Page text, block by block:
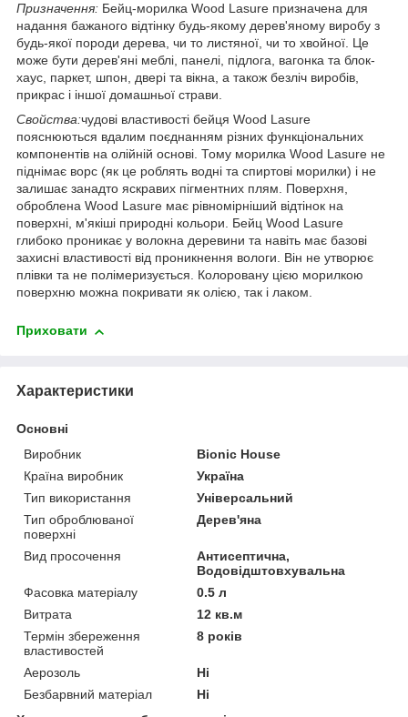
Призначення: Бейц-морилка Wood Lasure призначена для
надання бажаного відтінку будь-якому дерев'яному виробу з
будь-якої породи дерева, чи то листяної, чи то хвойної. Це
може бути дерев'яні меблі, панелі, підлога, вагонка та блок-
хаус, паркет, шпон, двері та вікна, а також безліч виробів,
прикрас і іншої домашньої страви.
Свойства:чудові властивості бейця Wood Lasure
пояснюються вдалим поєднанням різних функціональних
компонентів на олійній основі. Тому морилка Wood Lasure не
піднімає ворс (як це роблять водні та спиртові морилки) і не
залишає занадто яскравих пігментних плям. Поверхня,
оброблена Wood Lasure має рівномірніший відтінок на
поверхні, м'якіші природні кольори. Бейц Wood Lasure
глибоко проникає у волокна деревини та навіть має базові
захисні властивості від проникнення вологи. Він не утворює
плівки та не полімеризується. Колоровану цією морилкою
поверхню можна покривати як олією, так і лаком.
Приховати
Характеристики
Основні
Виробник
Bionic House
Країна виробник
Україна
Тип використання
Універсальний
Тип оброблюваної
поверхні
Дерев'яна
Вид просочення
Антисептична,
Водовідштовхувальна
Фасовка матеріалу
0.5 л
Витрата
12 кв.м
Термін збереження
властивостей
8 років
Аерозоль
Ні
Безбарвний матеріал
Ні